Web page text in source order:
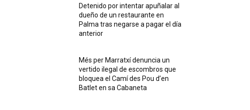
Detenido por intentar apuñalar al
dueño de un restaurante en
Palma tras negarse a pagar el día
anterior
Més per Marratxí denuncia un
vertido ilegal de escombros que
bloquea el Camí des Pou d’en
Batlet en sa Cabaneta